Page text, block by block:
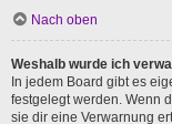
Nach oben
Weshalb wurde ich
In jedem Board gibt es
festgelegt werden. Wenn
sie dir eine Verwarnung